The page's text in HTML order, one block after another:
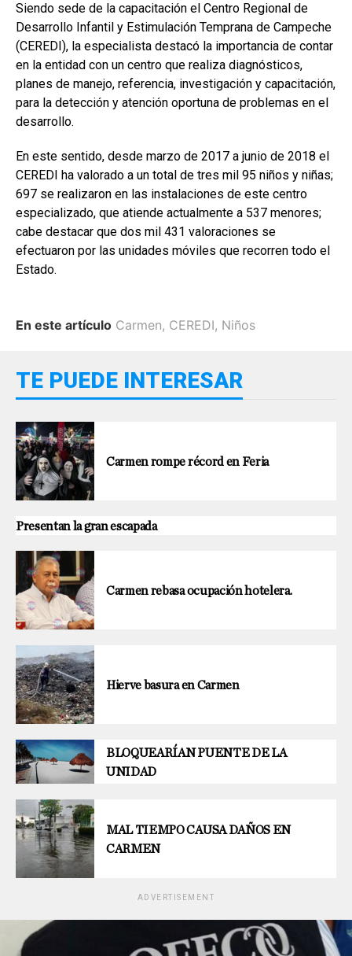
Siendo sede de la capacitación el Centro Regional de
Desarrollo Infantil y Estimulación Temprana de Campeche
(CEREDI), la especialista destacó la importancia de contar
en la entidad con un centro que realiza diagnósticos,
planes de manejo, referencia, investigación y capacitación,
para la detección y atención oportuna de problemas en el
desarrollo.
En este sentido, desde marzo de 2017 a junio de 2018 el
CEREDI ha valorado a un total de tres mil 95 niños y niñas;
697 se realizaron en las instalaciones de este centro
especializado, que atiende actualmente a 537 menores;
cabe destacar que dos mil 431 valoraciones se
efectuaron por las unidades móviles que recorren todo el
Estado.
En este artículo Carmen, CEREDI, Niños
TE PUEDE INTERESAR
Carmen rompe récord en Feria
Presentan la gran escapada
Carmen rebasa ocupación hotelera.
Hierve basura en Carmen
BLOQUEARÍAN PUENTE DE LA
UNIDAD
MAL TIEMPO CAUSA DAÑOS EN
CARMEN
ADVERTISEMENT